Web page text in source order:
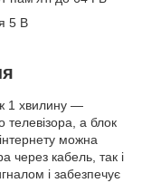
5 В
1 хвилину —
телевізора, а блок
можна
через кабель, так і
і забезпечує